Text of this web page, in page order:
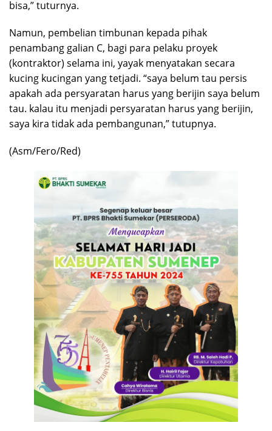
bisa,” tuturnya.
Namun, pembelian timbunan kepada pihak
penambang galian C, bagi para pelaku proyek
(kontraktor) selama ini, yayak menyatakan secara
kucing kucingan yang tetjadi. “saya belum tau persis
apakah ada persyaratan harus yang berijin saya belum
tau. kalau itu menjadi persyaratan harus yang berijin,
saya kira tidak ada pembangunan,” tutupnya.
(Asm/Fero/Red)